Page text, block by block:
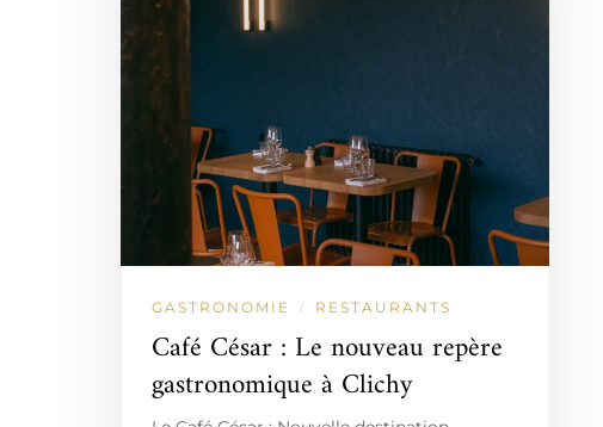
GASTRONOMIE / RESTAURANTS
Café César : Le nouveau repère
gastronomique à Clichy